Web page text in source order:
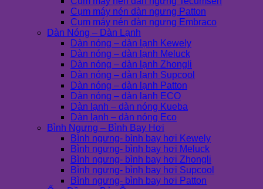
Cụm máy nén dàn ngưng Patton
Cụm máy nén dàn ngưng Embraco
Dàn Nóng – Dàn Lạnh
Dàn nóng – dàn lạnh Kewely
Dàn nóng – dàn lạnh Meluck
Dàn nóng – dàn lạnh Zhongli
Dàn nóng – dàn lạnh Supcool
Dàn nóng – dàn lạnh Patton
Dàn nóng – dàn lạnh ECO
Dàn lạnh – dàn nóng Kueba
Dàn lạnh – dàn nóng Eco
Bình Ngưng – Bình Bay Hơi
Bình ngưng- bình bay hơi Kewely
Bình ngưng- bình bay hơi Meluck
Bình ngưng- bình bay hơi Zhongli
Bình ngưng- bình bay hơi Supcool
Bình ngưng- bình bay hơi Patton